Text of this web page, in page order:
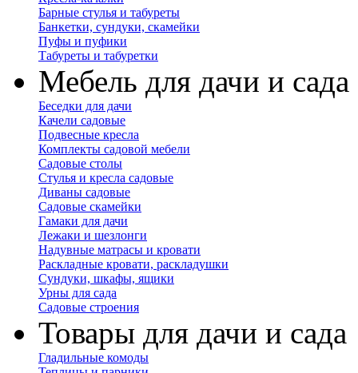
Барные стулья и табуреты
Банкетки, сундуки, скамейки
Пуфы и пуфики
Табуреты и табуретки
Мебель для дачи и сада
Беседки для дачи
Качели садовые
Подвесные кресла
Комплекты садовой мебели
Садовые столы
Стулья и кресла садовые
Диваны садовые
Садовые скамейки
Гамаки для дачи
Лежаки и шезлонги
Надувные матрасы и кровати
Раскладные кровати, раскладушки
Сундуки, шкафы, ящики
Урны для сада
Садовые строения
Товары для дачи и сада
Гладильные комоды